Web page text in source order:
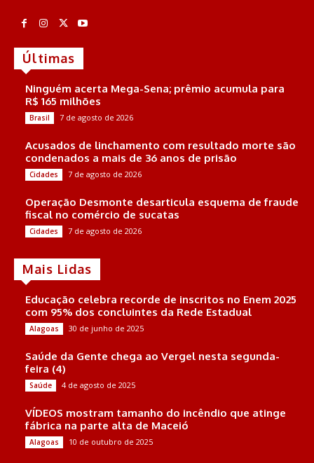
Últimas
Ninguém acerta Mega-Sena; prêmio acumula para
R$ 165 milhões
Brasil 7 de agosto de 2026
Acusados de linchamento com resultado morte são
condenados a mais de 36 anos de prisão
Cidades 7 de agosto de 2026
Operação Desmonte desarticula esquema de fraude
fiscal no comércio de sucatas
Cidades 7 de agosto de 2026
Mais Lidas
Educação celebra recorde de inscritos no Enem 2025
com 95% dos concluintes da Rede Estadual
Alagoas 30 de junho de 2025
Saúde da Gente chega ao Vergel nesta segunda-
feira (4)
Saúde 4 de agosto de 2025
VÍDEOS mostram tamanho do incêndio que atinge
fábrica na parte alta de Maceió
Alagoas 10 de outubro de 2025